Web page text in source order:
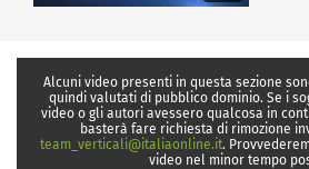
Alcuni video presenti in questa sezione
quindi valutati di pubblico dominio. Se i
video o gli autori avessero qualcosa in
basterà fare richiesta di rimozione
team_verticali@italiaonline.it.
video nel minor tempo